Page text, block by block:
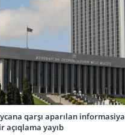
qarşı aparılan informasiya
açıqlama yayıb